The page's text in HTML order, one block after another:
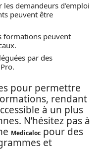
les demandeurs d’emploi
peuvent être
formations peuvent
par des
pour permettre
rendant
à un plus
N’hésitez pas à
Medicaloc pour des
et